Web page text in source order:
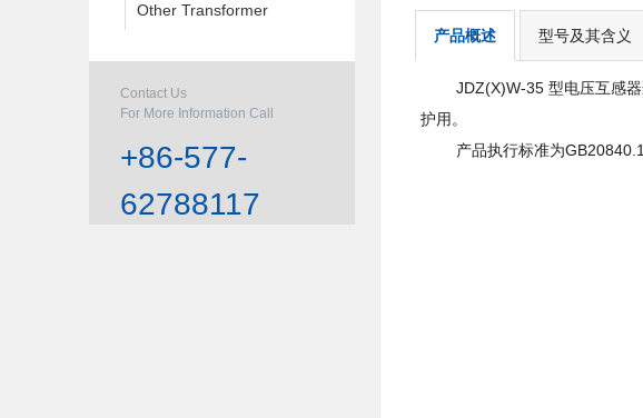
Other Transformer
Contact Us
For More Information Call
+86-577-
62788117
产品概述 型号及其含义
JDZ(X)W-35 型电压互感器
护用。
产品执行标准为GB20840.1-